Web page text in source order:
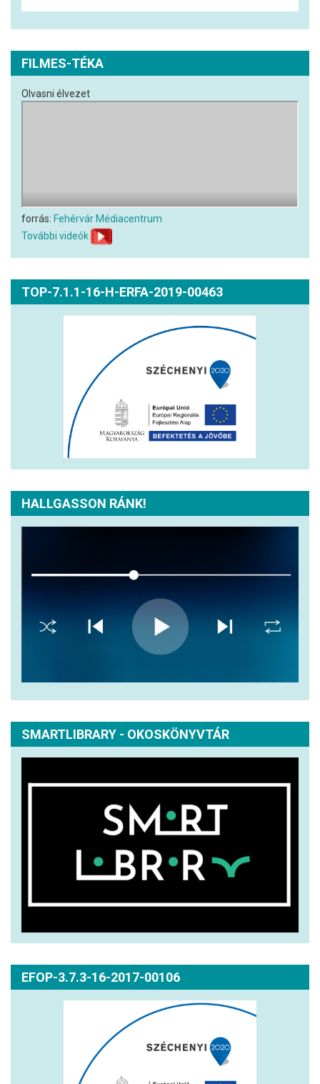
FILMES-TÉKA
Olvasni élvezet
forrás: Fehérvár Médiacentrum
További videók
TOP-7.1.1-16-H-ERFA-2019-00463
HALLGASSON RÁNK!
SMARTLIBRARY - OKOSKÖNYVTÁR
EFOP-3.7.3-16-2017-00106